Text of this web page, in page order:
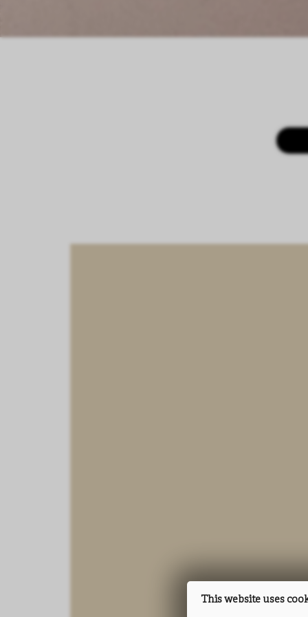
This website uses